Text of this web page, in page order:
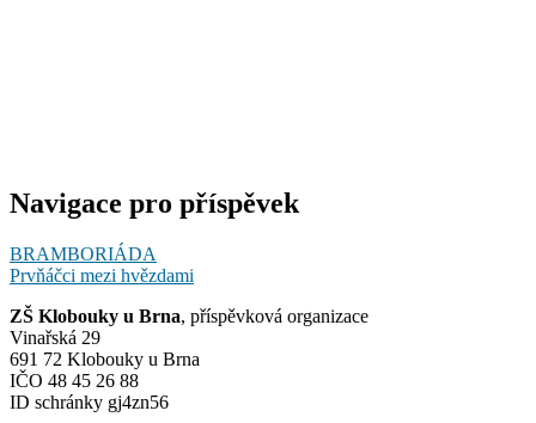
Navigace pro příspěvek
BRAMBORIÁDA
Prvňáčci mezi hvězdami
ZŠ Klobouky u Brna, příspěvková organizace
Vinařská 29
691 72 Klobouky u Brna
IČO 48 45 26 88
ID schránky gj4zn56